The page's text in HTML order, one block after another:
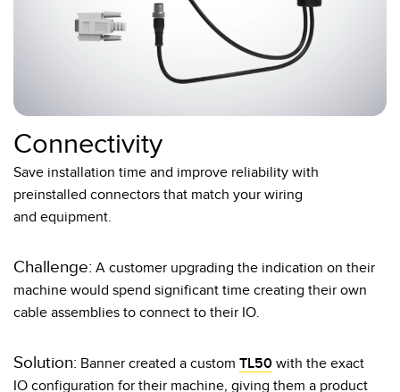
Connectivity
Save installation time and improve reliability with
preinstalled connectors that match your wiring
and equipment.​
Challenge: A customer upgrading the indication on their
machine would spend significant time creating their own
cable assemblies to connect to their IO.
Solution: Banner created a custom TL50 with the exact
IO configuration for their machine, giving them a product